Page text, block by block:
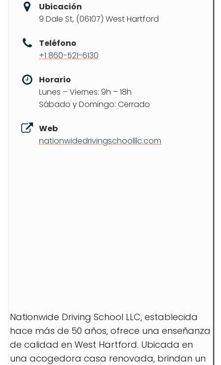
Ubicación
9 Dale St, (06107) West Hartford
Teléfono
+1 860-521-6130
Horario
Lunes – Viernes: 9h – 18h
Sábado y Domingo: Cerrado
Web
nationwidedrivingschoolllc.com
Nationwide Driving School LLC, establecida
hace más de 50 años, ofrece una enseñanza
de calidad en West Hartford. Ubicada en
una acogedora casa renovada, brindan un